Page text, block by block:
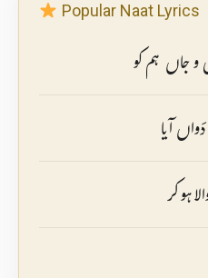
Popular Naat Lyrics
جاں ہم کو
آیا
ہو کر